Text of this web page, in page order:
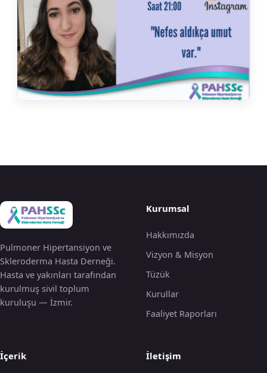
Pulmoner Hipertansiyon ve
Skleroderma Hasta Derneği.
Hasta ve yakınları tarafından
kurulmuş sivil toplum
kuruluşu — İzmir.
Kurumsal
Hakkımızda
Vizyon & Misyon
Tüzük
Kurullar
Faaliyet Raporları
İçerik İletişim